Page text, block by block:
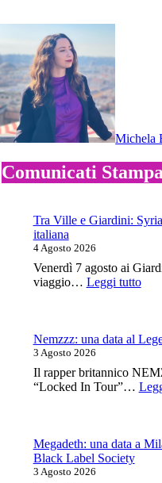
Michela
Comunicati
Tra Ville e Giardini:
italiana
4 Agosto 2026
Venerdì 7 agosto ai
viaggio… Leggi tutto:
le
Nemzzz: una data al
3 Agosto 2026
Il rapper britannico
“Locked In Tour”…
Megadeth: una data a
Black Label Society
3 Agosto 2026